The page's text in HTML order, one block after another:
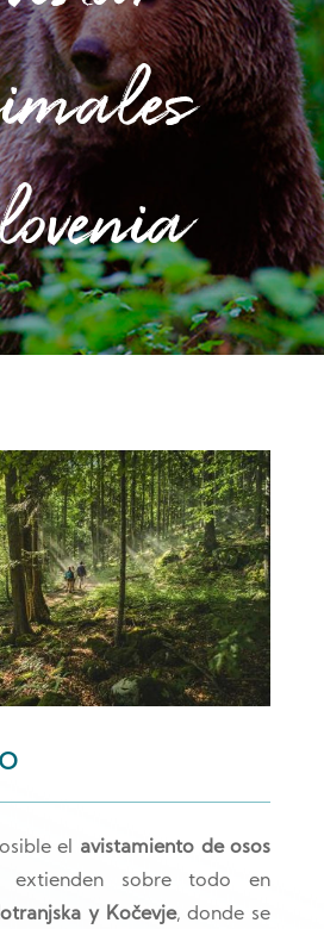
el avistamiento de osos
sobre todo en
y Kočevje, donde se